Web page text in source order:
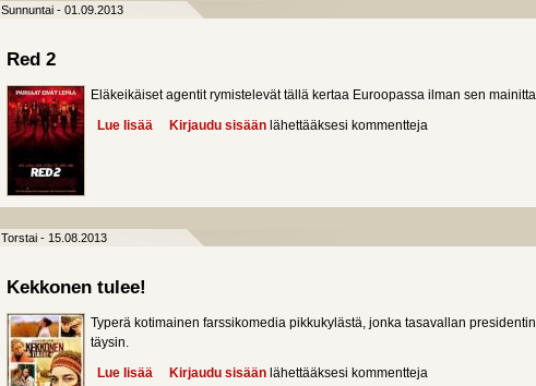
Sunnuntai - 01.09.2013
Red 2
Eläkeikäiset agentit rymistelevät tällä kertaa Euroopassa ilman sen
Lue lisää about Red 2
Kirjaudu sisään lähettääksesi kommentteja
Torstai - 15.08.2013
Kekkonen tulee!
Typerä kotimainen farssikomedia pikkukylästä, jonka tasavallan
täysin.
Lue lisää about Kekkonen tulee!
Kirjaudu sisään lähettääksesi kommentteja